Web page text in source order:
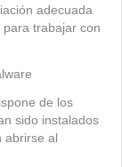
adecuada
trabajar con
de los
sido instalados
abrirse al